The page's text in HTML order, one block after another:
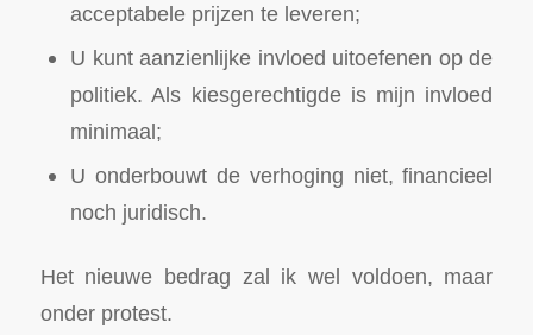
acceptabele prijzen te leveren;
U kunt aanzienlijke invloed uitoefenen op de
politiek. Als kiesgerechtigde is mijn invloed
minimaal;
U onderbouwt de verhoging niet, financieel
noch juridisch.
Het nieuwe bedrag zal ik wel voldoen, maar
onder protest.